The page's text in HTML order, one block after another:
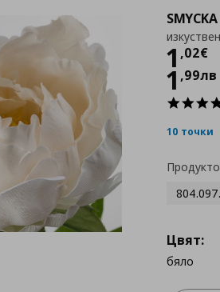
SMYCKA
1 ,02€
1 ,99лв
10 точки
Цвят:
бяло